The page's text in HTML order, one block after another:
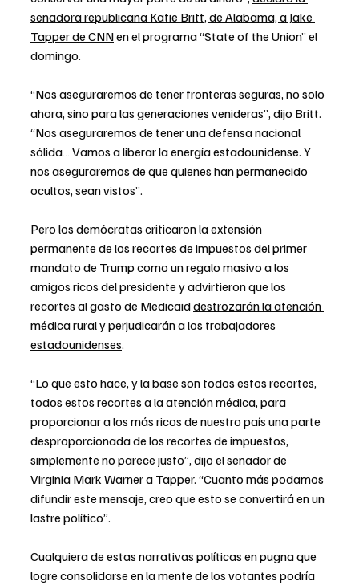
senadora republicana Katie Britt, de Alabama, a Jake
Tapper de CNN en el programa “State of the Union” el
domingo.
“Nos aseguraremos de tener fronteras seguras, no solo
ahora, sino para las generaciones venideras”, dijo Britt.
“Nos aseguraremos de tener una defensa nacional
sólida… Vamos a liberar la energía estadounidense. Y
nos aseguraremos de que quienes han permanecido
ocultos, sean vistos”.
Pero los demócratas criticaron la extensión
permanente de los recortes de impuestos del primer
mandato de Trump como un regalo masivo a los
amigos ricos del presidente y advirtieron que los
recortes al gasto de Medicaid destrozarán la atención
médica rural y perjudicarán a los trabajadores
estadounidenses.
“Lo que esto hace, y la base son todos estos recortes,
todos estos recortes a la atención médica, para
proporcionar a los más ricos de nuestro país una parte
desproporcionada de los recortes de impuestos,
simplemente no parece justo”, dijo el senador de
Virginia Mark Warner a Tapper. “Cuanto más podamos
difundir este mensaje, creo que esto se convertirá en un
lastre político”.
Cualquiera de estas narrativas políticas en pugna que
logre consolidarse en la mente de los votantes podría